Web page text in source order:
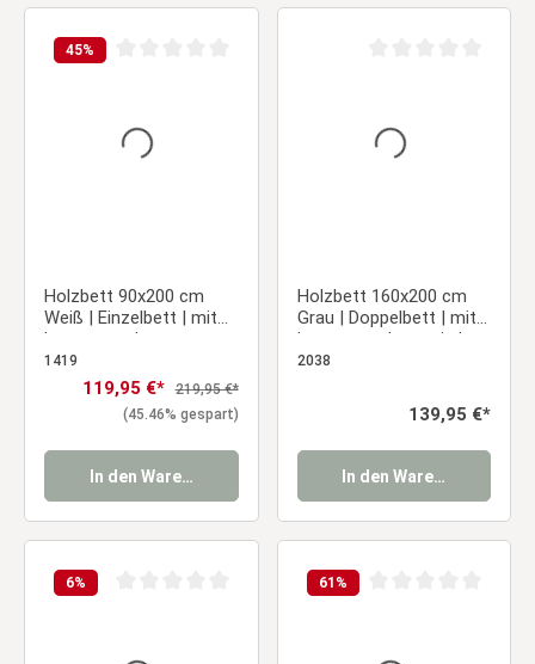
45%
Holzbett 90x200 cm
Weiß | Einzelbett | mit
Lattenrost |
Landhausstil | Kind
Jugend Gast
Schlafzimmer
1419
Verkaufspreis:
119,95 €* Regulärer Preis:
219,95 €*
(45.46% gespart)
In den Warenkorb
Holzbett 160x200 cm
Grau | Doppelbett | mit
Lattenrost | massiv |
Kind Jugend Gast
2038
Regulärer Preis:
139,95 €*
In den Warenkorb
6% 61 %